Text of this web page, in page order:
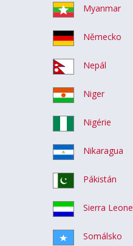
Myanmar
Německo
Nepál
Niger
Nigérie
Nikaragua
Pákistán
Sierra Leone
Somálsko